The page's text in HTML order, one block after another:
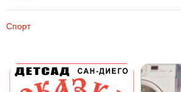
Спорт